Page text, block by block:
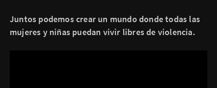
Juntos podemos crear un mundo donde todas las
mujeres y niñas puedan vivir libres de violencia.